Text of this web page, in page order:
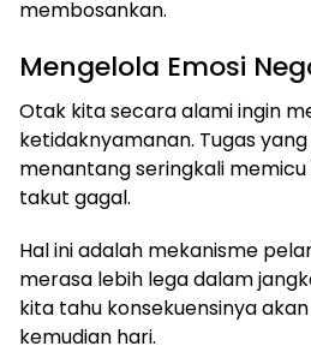
membosankan.
Mengelola Emosi
Otak kita secara alami ingin
ketidaknyamanan. Tugas
menantang seringkali
takut gagal.
Hal ini adalah mekanisme
merasa lebih lega dalam
kita tahu konsekuensinya
kemudian hari.